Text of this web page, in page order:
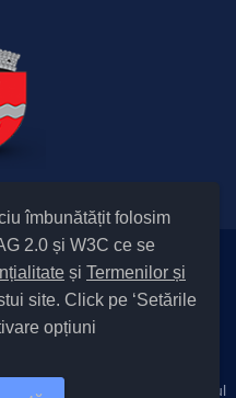
îmbunătățit folosim
2.0 și W3C ce se
și Termenilor și
site. Click pe ‘Setările
opțiuni
Accesibilitate
datelor|Politică de utilizare
a site-ului
– 14 – C – Comună / Codul